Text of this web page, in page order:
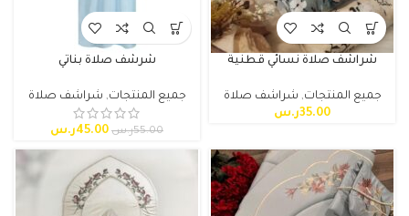
شراشف صلاة نسائي قطنية
جميع المنتجات, شراشف صلاة
35.00ر.س
شرشف صلاة بناتي
جميع المنتجات, شراشف صلاة
55.00ر.س 45.00ر.س